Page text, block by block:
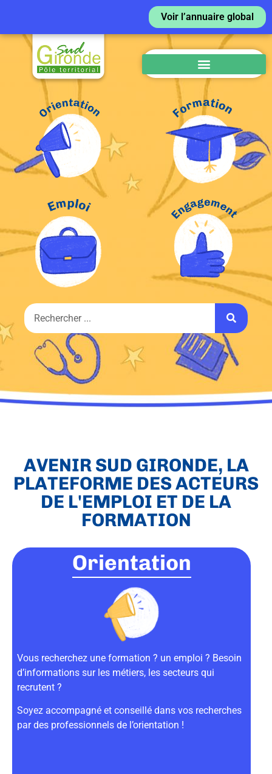
Voir l’annuaire global
AVENIR SUD GIRONDE, LA
PLATEFORME DES ACTEURS
DE L'EMPLOI ET DE LA
FORMATION
Orientation
Vous recherchez une formation ? un emploi ? Besoin
d’informations sur les métiers, les secteurs qui
recrutent ?
Soyez accompagné et conseillé dans vos recherches
par des professionnels de l’orientation !